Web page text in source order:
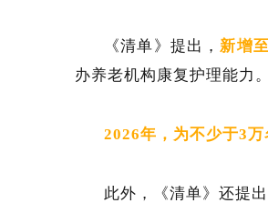
《清单》提出，新增
办养老机构康复护理能力。
2026年，为不少于3
此外，《清单》还提